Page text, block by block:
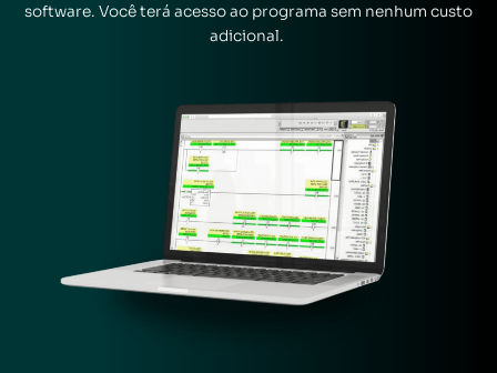
software. Você terá acesso ao programa sem nenhum custo
adicional.